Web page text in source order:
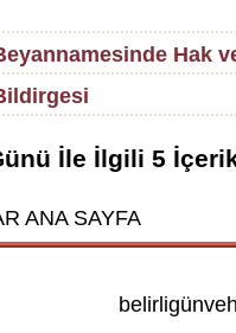
Hak
İle İlgili 5
ANA SAYFA